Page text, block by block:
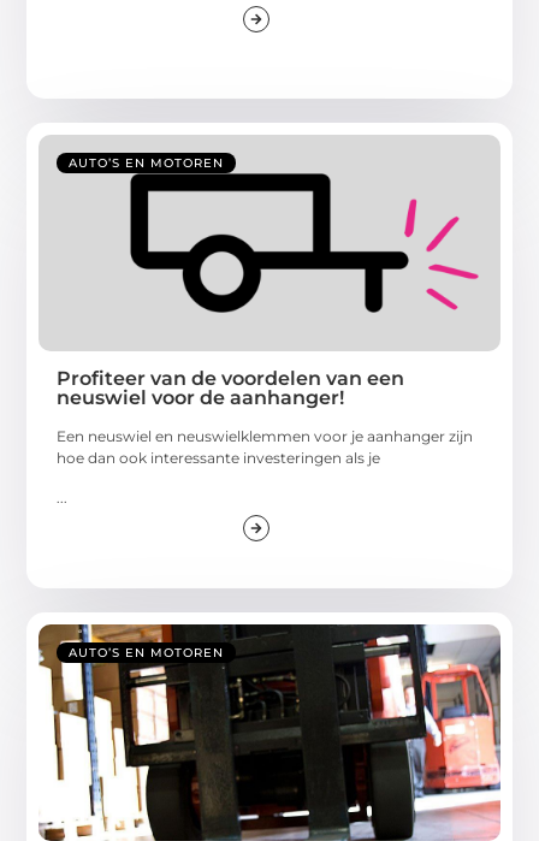
AUTO’S EN MOTOREN
Profiteer van de voordelen van een
neuswiel voor de aanhanger!
Een neuswiel en neuswielklemmen voor je aanhanger zijn
hoe dan ook interessante investeringen als je
AUTO’S EN MOTOREN